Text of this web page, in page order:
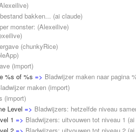
)
bakken... (ai claude)
monster: (Alexeilive)
)
(chunkyRice)
)
(import)
%s of %s => Bladwijzer maken naar pagina
maken (import)
(import)
Level => Bladwijzers: hetzelfde niveau
1 => Bladwijzers: uitvouwen tot niveau 1 (